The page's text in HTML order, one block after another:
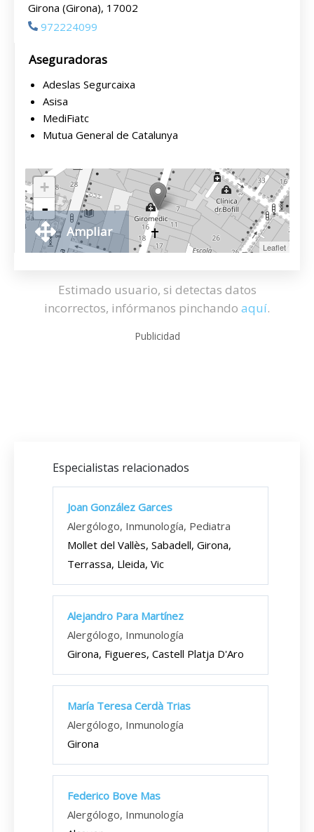
Girona (Girona), 17002
972224099
Aseguradoras
Adeslas Segurcaixa
Asisa
MediFiatc
Mutua General de Catalunya
+
-
Leaflet
Ampliar
Estimado usuario, si detectas datos
incorrectos, infórmanos pinchando aquí.
Publicidad
Especialistas relacionados
Joan González Garces
Alergólogo, Inmunología, Pediatra
Mollet del Vallès, Sabadell, Girona,
Terrassa, Lleida, Vic
Alejandro Para Martínez
Alergólogo, Inmunología
Girona, Figueres, Castell Platja D'Aro
María Teresa Cerdà Trias
Alergólogo, Inmunología
Girona
Federico Bove Mas
Alergólogo, Inmunología